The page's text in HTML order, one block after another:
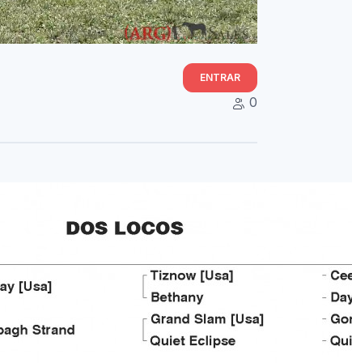
ENTRAR
0